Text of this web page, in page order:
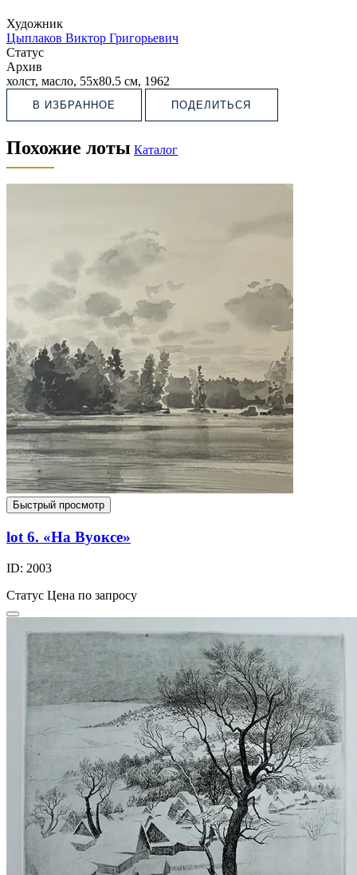
Художник
Цыплаков Виктор Григорьевич
Статус
Архив
холст, масло, 55х80.5 см, 1962
В ИЗБРАННОЕ ПОДЕЛИТЬСЯ
Похожие лоты Каталог
Быстрый просмотр
lot 6. «На Вуоксе»
ID: 2003
Статус Цена по запросу